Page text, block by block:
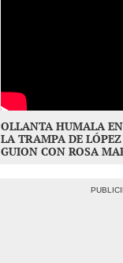
OLLANTA HUMALA
LA TRAMPA DE
GUION CON ROSA